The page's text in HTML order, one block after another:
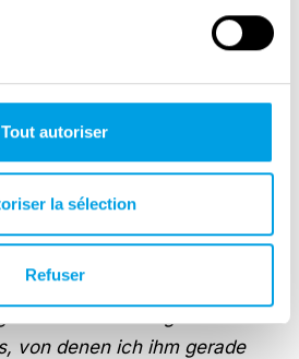
Tout autoriser
la sélection
Refuser
mit dem
gehe oder nicht,
dürfe. Ich nutzte die
erzählen, wie die
der Besetzung
Er dachte an die
von denen ich ihm gerade